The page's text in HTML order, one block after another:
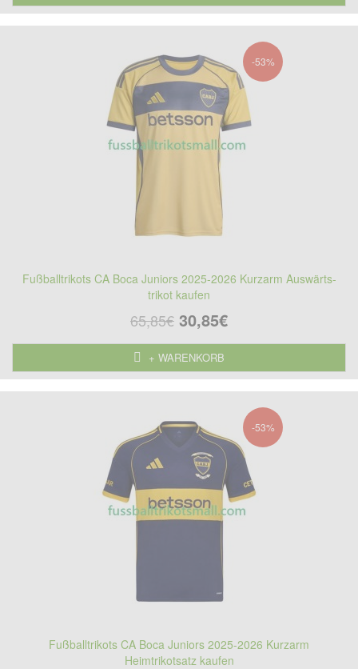
-53%
Fußballtrikots CA Boca Juniors 2025-2026 Kurzarm Auswärts-
trikot kaufen
65,85€ 30,85€
+ WARENKORB
-53%
Fußballtrikots CA Boca Juniors 2025-2026 Kurzarm
Heimtrikotsatz kaufen